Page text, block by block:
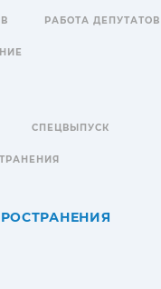
РАБОТА ДЕПУТАТОВ
СПЕЦВЫПУСК